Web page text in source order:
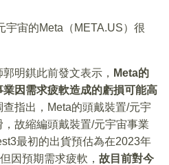
宇宙的Meta（META.US）很
明錤此前發文表示， Meta的
因需求疲軟造成的虧損可能高
指出，Meta的頭戴裝置/元宇
故縮編頭戴裝置/元宇宙事業
最初的出貨預估為在2023年
因預期需求疲軟， 故目前對今